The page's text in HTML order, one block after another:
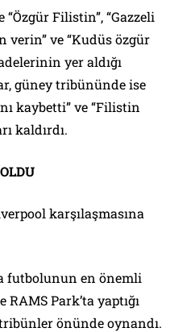
Filistin”, “Gazzeli
verin” ve “Kudüs özgür
yer aldığı
güney tribününde ise
kaybetti” ve “Filistin
kaldırdı.
karşılaşmasına
futbolunun en önemli
Park’ta yaptığı
önünde oynandı.